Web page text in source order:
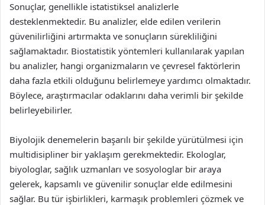
Sonuçlar, genellikle istatistiksel analizlerle
desteklenmektedir. Bu analizler, elde edilen verilerin
güvenilirliğini artırmakta ve sonuçların sürekliliğini
sağlamaktadır. Biostatistik yöntemleri kullanılarak yapılan
bu analizler, hangi organizmaların ve çevresel faktörlerin
daha fazla etkili olduğunu belirlemeye yardımcı olmaktadır.
Böylece, araştırmacılar odaklarını daha verimli bir şekilde
belirleyebilirler.
Biyolojik denemelerin başarılı bir şekilde yürütülmesi için
multidisipliner bir yaklaşım gerekmektedir. Ekologlar,
biyologlar, sağlık uzmanları ve sosyologlar bir araya
gelerek, kapsamlı ve güvenilir sonuçlar elde edilmesini
sağlar. Bu tür işbirlikleri, karmaşık problemleri çözmek ve